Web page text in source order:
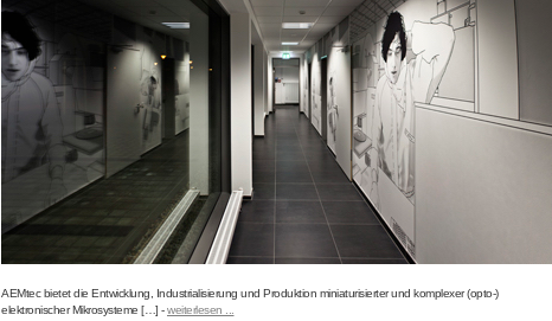
AEMtec bietet die Entwicklung, Industrialisierung und Produktion miniaturisierter und komplexer (opto-)
elektronischer Mikrosysteme […] -weiterlesen ...